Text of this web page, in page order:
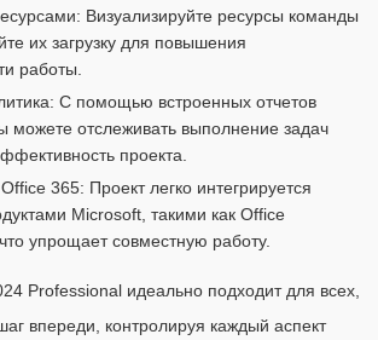
Визуализируйте ресурсы команды
их загрузку для повышения
работы.
С помощью встроенных отчетов
можете отслеживать выполнение задач
проекта.
365: Проект легко интегрируется
Microsoft, такими как Office
упрощает совместную работу.
Professional идеально подходит для всех,
впереди, контролируя каждый аспект